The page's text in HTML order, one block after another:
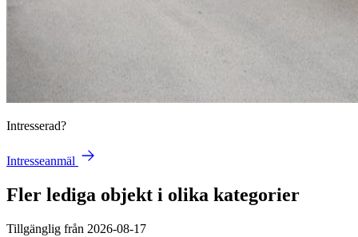
Intresserad?
Intresseanmäl
Fler lediga objekt i olika kategorier
Tillgänglig från 2026-08-17